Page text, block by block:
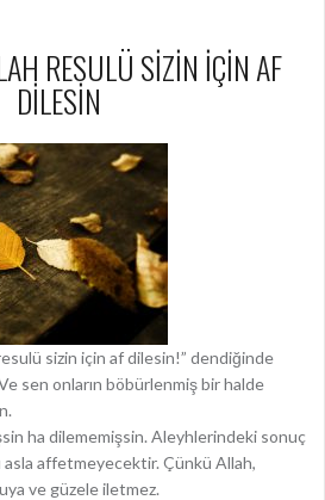
RESULÜ SİZİN İÇİN AF
DİLESİN
sizin için af dilesin!” dendiğinde
sen onların böbürlenmiş bir halde
ha dilememişsin. Aleyhlerindeki sonuç
asla affetmeyecektir. Çünkü Allah,
ve güzele iletmez.